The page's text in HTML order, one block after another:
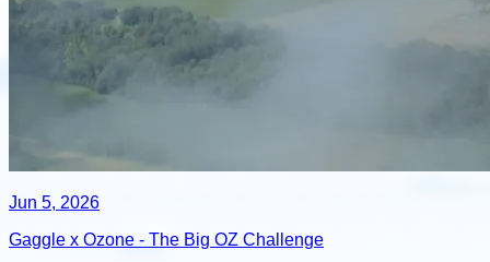
Jun 5, 2026
Gaggle x Ozone - The Big OZ Challenge